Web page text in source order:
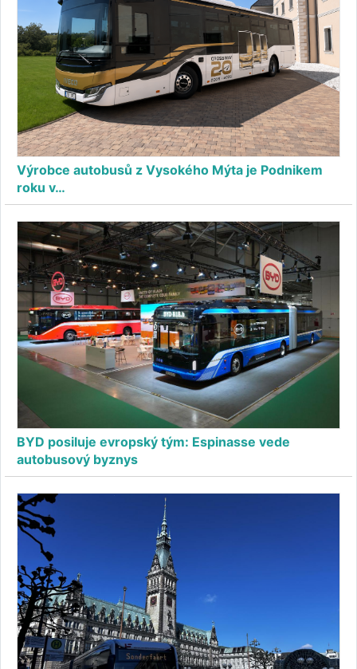
Výrobce autobusů z Vysokého Mýta je Podnikem
roku v…
BYD posiluje evropský tým: Espinasse vede
autobusový byznys